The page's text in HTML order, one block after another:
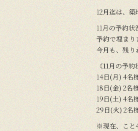
12月迄は、
11月の予約
予約で埋まり
今月も、残り
《11月の予約
14日(月) 4名
18日(金) 2名
19日(土) 4名
29日(火) 2名
※現在、こと